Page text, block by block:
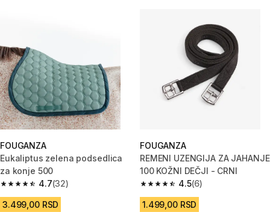
FOUGANZA
Eukaliptus zelena podsedlica
za konje 500
4.7
4.7 od 5 zvezdica from 32 Recenzije
(32)
3.499,00 RSD
FOUGANZA
REMENI UZENGIJA ZA JAHANJE
100 KOŽNI DEČJI - CRNI
4.5
4.5 od 5 zvezdica from 6
(6)
1.499,00 RSD